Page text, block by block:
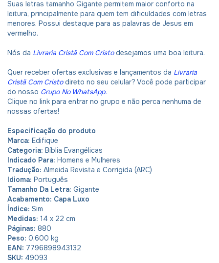
Suas letras tamanho Gigante permitem maior conforto na
leitura, principalmente para quem tem dificuldades com letras
menores. Possui destaque para as palavras de Jesus em
vermelho.
Nós da Livraria Cristã Com Cristo desejamos uma boa leitura.
Quer receber ofertas exclusivas e lançamentos da Livraria
Cristã Com Cristodireto no seu celular? Você pode participar
do nosso Grupo No WhatsApp.
Clique no link para entrar no grupo e não perca nenhuma de
nossas ofertas!
Especificação do produto
Marca: Edifique
Categoria: Bíblia Evangélicas
Indicado Para: Homens e Mulheres
Tradução: Almeida Revista e Corrigida (ARC)
Idioma: Português
Tamanho Da Letra: Gigante
Acabamento: Capa Luxo
Índice: Sim
Medidas: 14 x 22 cm
Páginas: 880
Peso: 0,600 kg
EAN: 7796898943132
SKU: 49093